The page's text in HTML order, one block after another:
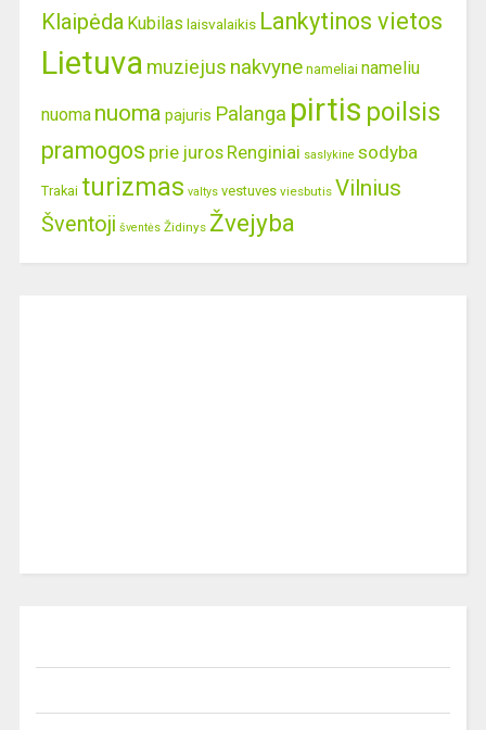
Klaipėda Kubilas laisvalaikis Lankytinos vietos
Lietuva muziejus nakvyne nameliai nameliu
nuoma nuoma pajuris Palanga pirtis poilsis
pramogos prie juros Renginiai saslykine sodyba
Trakai turizmas valtys vestuves viesbutis Vilnius
Šventoji šventės Židinys Žvejyba